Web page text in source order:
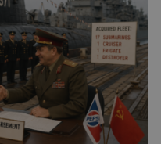
z Bradavic